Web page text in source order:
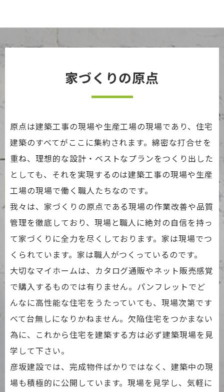
家づくりの原点
原点は建築工事の現場や生産工場の現場であり、住宅
建築のすべてがここに集約されます。綿密な打合せを
重ね、理想的な設計・ベストなプランをつくり出した
としても、それを実現するのは建築工事の現場や生産
工場の現場で働く職人たちなのです。
我々は、家づくりの原点である現場の作業改善や品質
管理を徹底しており、現場と職人に絶対の自信を持っ
て家づくりに全力を尽くしております。家は現場でつ
くられています。家は職人がつくっているのです。
大切なマイホームは、カタログ通販やネット販売感覚
で購入するものでは有りません。パンフレットでど
んなに高性能な住宅をうたっていても、現場次第です
べて台無しになりかねません。欠陥住宅をつかまない
為に、これから住宅を建築する方は必ず建築現場を見
学して下さい。
彦坂建設では、完成物件ばかりではなく、建築中の現
場も積極的に公開しています。現場を見学し、気軽に